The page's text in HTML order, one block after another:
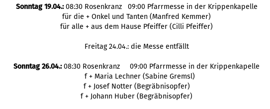
Sonntag 19.04.:08:30 Rosenkranz 09:00 Pfarrmesse in der Krippenkapelle
für die + Onkel und Tanten (Manfred Kemmer)
für alle + aus dem Hause Pfeiffer (Cilli Pfeiffer)
Freitag 24.04.: die Messe entfällt
Sonntag 26.04.:08:30 Rosenkranz 09:00 Pfarrmesse in der Krippenkapelle
f + Maria Lechner (Sabine Gremsl)
f + Josef Notter (Begräbnisopfer)
f + Johann Huber (Begräbnisopfer)